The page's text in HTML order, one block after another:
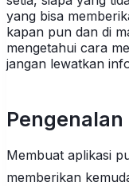
yang bisa
kapan pun dan di
mengetahui cara
jangan lewatkan
Pengenalan
Membuat aplikasi
memberikan